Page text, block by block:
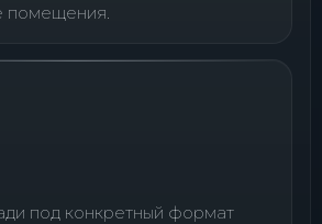
помещения.
под конкретный формат